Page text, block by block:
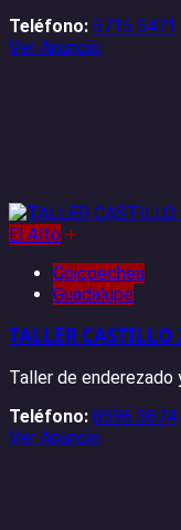
Teléfono: 5715 5471
Ver Anuncio
El Alto +
Goicoechea
Guadalupe
TALLER
Taller de enderezado
Teléfono: 8596 3674
Ver Anuncio